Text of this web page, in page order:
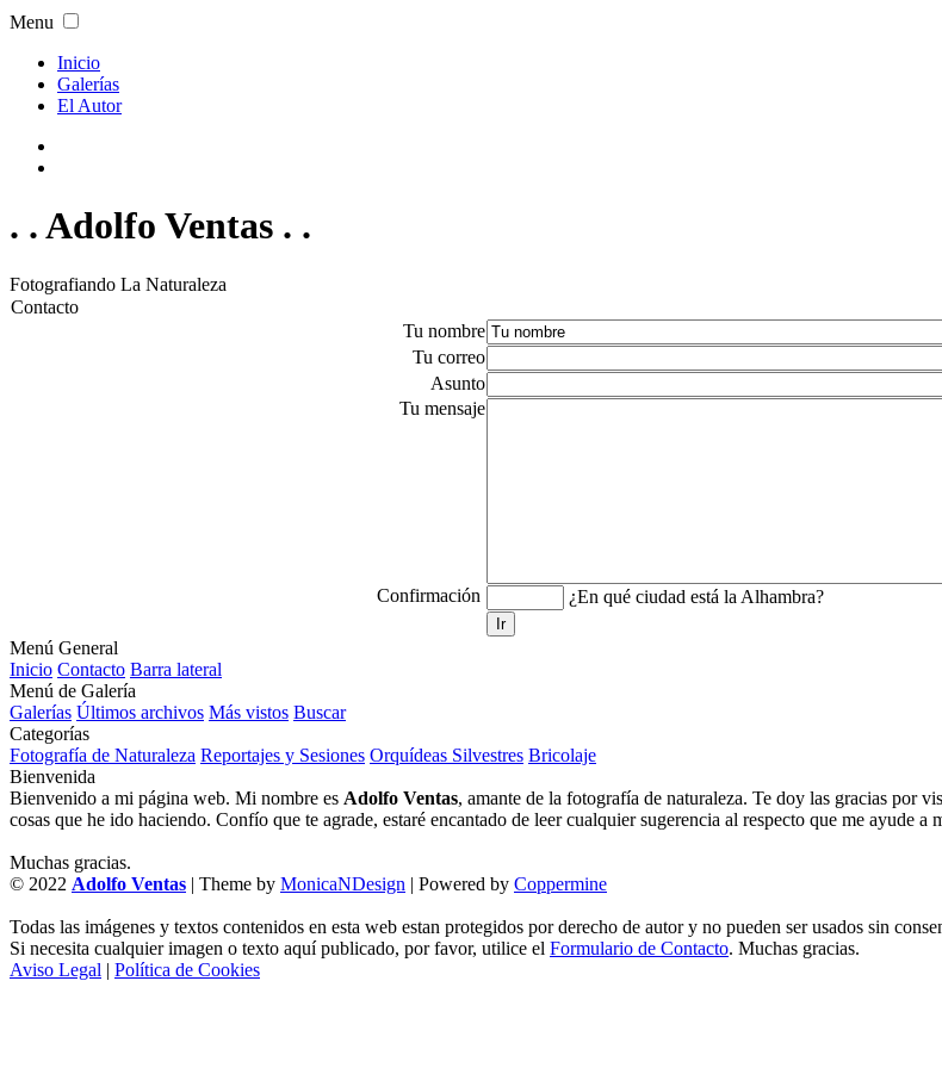
Menu
Inicio
Galerías
El Autor
. . Adolfo Ventas . .
Fotografiando La Naturaleza
Contacto
Tu nombre
Tu correo
Asunto
Tu mensaje
Confirmación ¿En qué ciudad está la Alhambra?
Ir
Menú General
Inicio Contacto Barra lateral
Menú de Galería
Galerías Últimos archivos Más vistos Buscar
Categorías
Fotografía de Naturaleza Reportajes y Sesiones Orquídeas Silvestres Bricolaje
Bienvenida
Bienvenido a mi página web. Mi nombre es Adolfo Ventas, amante de la fotografía de naturaleza. Te doy las gracias por
cosas que he ido haciendo. Confío que te agrade, estaré encantado de leer cualquier sugerencia al respecto que me ayude a
Muchas gracias.
© 2022 Adolfo Ventas | Theme by MonicaNDesign | Powered by Coppermine
Todas las imágenes y textos contenidos en esta web estan protegidos por derecho de autor y no pueden ser usados sin
Si necesita cualquier imagen o texto aquí publicado, por favor, utilice el Formulario de Contacto. Muchas gracias.
Aviso Legal | Política de Cookies